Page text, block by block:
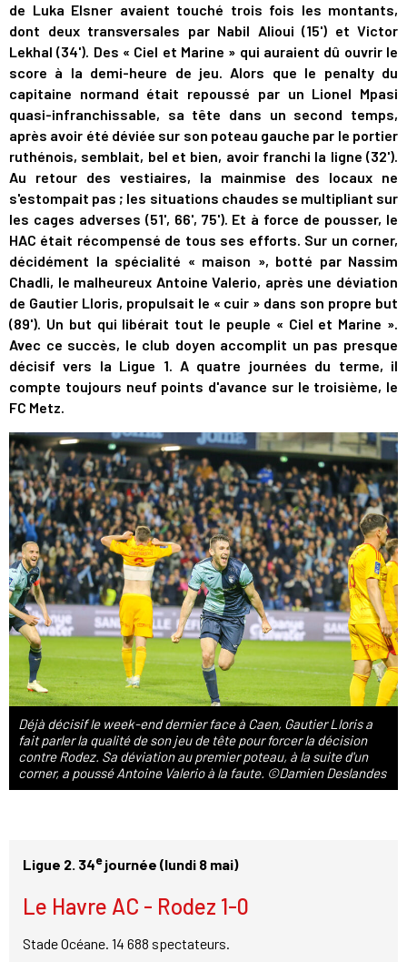
de Luka Elsner avaient touché trois fois les montants,
dont deux transversales par Nabil Alioui (15') et Victor
Lekhal (34'). Des « Ciel et Marine » qui auraient dû ouvrir le
score à la demi-heure de jeu. Alors que le penalty du
capitaine normand était repoussé par un Lionel Mpasi
quasi-infranchissable, sa tête dans un second temps,
après avoir été déviée sur son poteau gauche par le portier
ruthénois, semblait, bel et bien, avoir franchi la ligne (32').
Au retour des vestiaires, la mainmise des locaux ne
s'estompait pas ; les situations chaudes se multipliant sur
les cages adverses (51', 66', 75'). Et à force de pousser, le
HAC était récompensé de tous ses efforts. Sur un corner,
décidément la spécialité « maison », botté par Nassim
Chadli, le malheureux Antoine Valerio, après une déviation
de Gautier Lloris, propulsait le « cuir » dans son propre but
(89'). Un but qui libérait tout le peuple « Ciel et Marine ».
Avec ce succès, le club doyen accomplit un pas presque
décisif vers la Ligue 1. A quatre journées du terme, il
compte toujours neuf points d'avance sur le troisième, le
FC Metz.
Déjà décisif le week-end dernier face à Caen, Gautier Lloris a
fait parler la qualité de son jeu de tête pour forcer la décision
contre Rodez. Sa déviation au premier poteau, à la suite d'un
corner, a poussé Antoine Valerio à la faute. ©Damien Deslandes
Ligue 2. 34ejournée (lundi 8 mai)
Le Havre AC - Rodez 1-0
Stade Océane. 14 688 spectateurs.